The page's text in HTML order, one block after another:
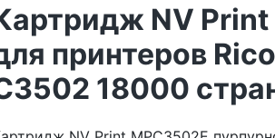
NV
принтеров
18000